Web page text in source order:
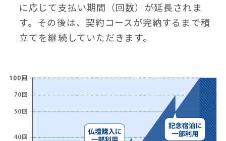
に応じて⽀払い期間（回数）が延⻑されま
す。 その後は、契約コースが完納するまで積
⽴てを継続していただきます。